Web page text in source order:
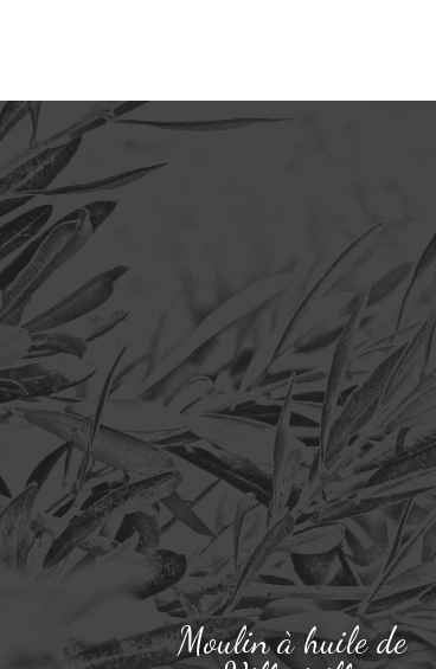
Moulin à huile de